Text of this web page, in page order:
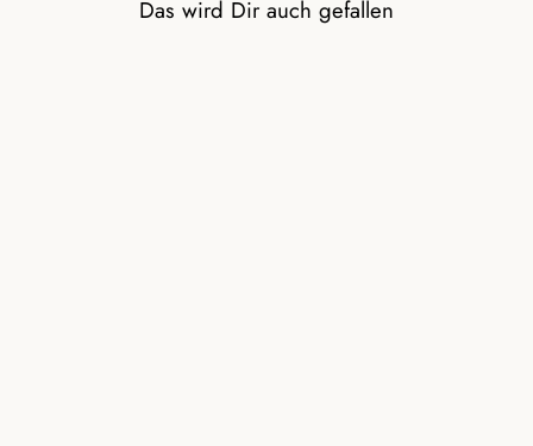
Das wird Dir auch gefallen